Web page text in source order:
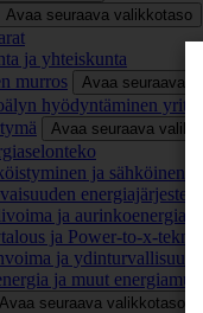
Avaa seuraava valikkotaso
ja yhteiskunta
murros
Avaa seuraava
hyödyntäminen
Avaa seuraava
ja sähköinen
ja aurinkoenergia
ja Power-to-x-
ja ydinturvallisuus
ja muut
Avaa seuraava valikkotaso